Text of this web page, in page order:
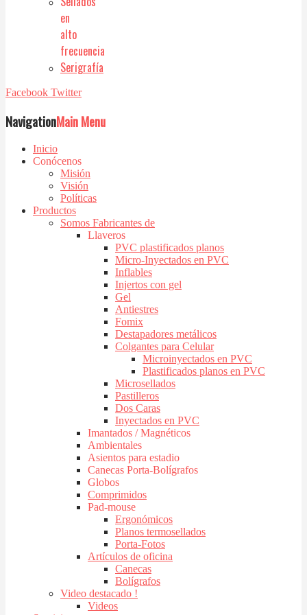
en
alto
frecuencia
Serigrafía
Facebook Twitter
NavigationMain Menu
Inicio
Conócenos
Misión
Visión
Políticas
Productos
Somos Fabricantes de
Llaveros
PVC plastificados planos
Micro-Inyectados en PVC
Inflables
Injertos con gel
Gel
Antiestres
Fomix
Destapadores metálicos
Colgantes para Celular
Microinyectados en PVC
Plastificados planos en PVC
Microsellados
Pastilleros
Dos Caras
Inyectados en PVC
Imantados / Magnéticos
Ambientales
Asientos para estadio
Canecas Porta-Bolígrafos
Globos
Comprimidos
Pad-mouse
Ergonómicos
Planos termosellados
Porta-Fotos
Artículos de oficina
Canecas
Bolígrafos
Video destacado !
Videos